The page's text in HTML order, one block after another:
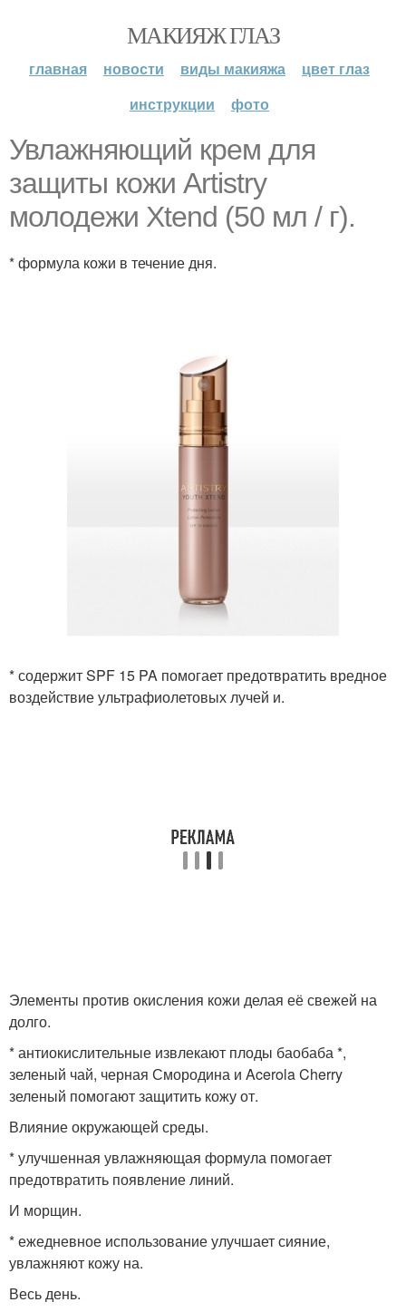
МАКИЯЖ ГЛАЗ
главная новости виды макияжа
цвет глаз
инструкции
фото
Увлажняющий крем для
защиты кожи Artistry
молодежи Xtend (50 мл / г).
* формула кожи в течение дня.
* содержит SPF 15 PA помогает предотвратить вредное
воздействие ультрафиолетовых лучей и.
Элементы против окисления кожи делая её свежей на
долго.
* антиокислительные извлекают плоды баобаба *,
зеленый чай, черная Смородина и Acerola Cherry
зеленый помогают защитить кожу от.
Влияние окружающей среды.
* улучшенная увлажняющая формула помогает
предотвратить появление линий.
И морщин.
* ежедневное использование улучшает сияние,
увлажняют кожу на.
Весь день.